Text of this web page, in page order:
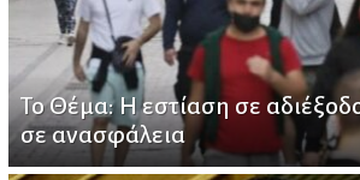
Το Θέμα: Η εστίαση σε
σε ανασφάλεια